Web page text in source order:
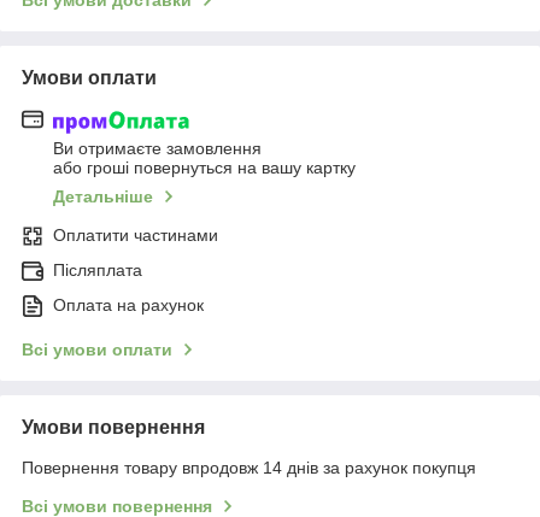
Умови оплати
Ви отримаєте замовлення
або гроші повернуться на вашу картку
Детальніше
Оплатити частинами
Післяплата
Оплата на рахунок
Всі умови оплати
Умови повернення
Повернення товару впродовж 14 днів за рахунок покупця
Всі умови повернення